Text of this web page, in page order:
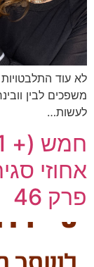
לא עוד התלבטויות
משפכים לבין
לעשות…
אחוזי
פרק 46